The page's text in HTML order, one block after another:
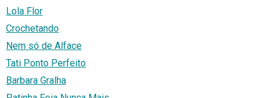
Lola Flor
Crochetando
Nem só de Alface
Tati Ponto Perfeito
Barbara Gralha